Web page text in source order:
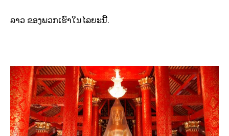
ລາວ ຂອງພວກເຮົາໃນໄລຍະນີ້.